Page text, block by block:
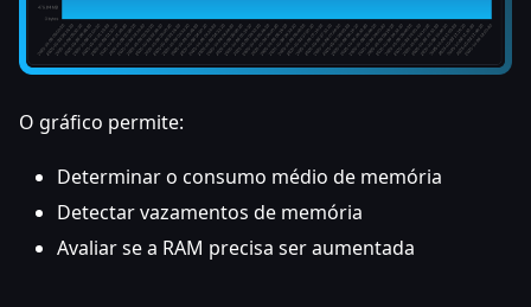
O gráfico permite:
Determinar o consumo médio de memória
Detectar vazamentos de memória
Avaliar se a RAM precisa ser aumentada